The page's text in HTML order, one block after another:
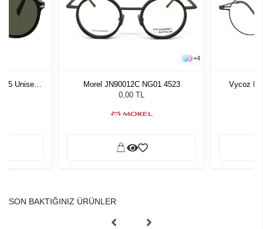
55 Unisex
+4
Morel JN90012C NG01 4523
0,00 TL
Vycoz
SON BAKTIĞINIZ ÜRÜNLER